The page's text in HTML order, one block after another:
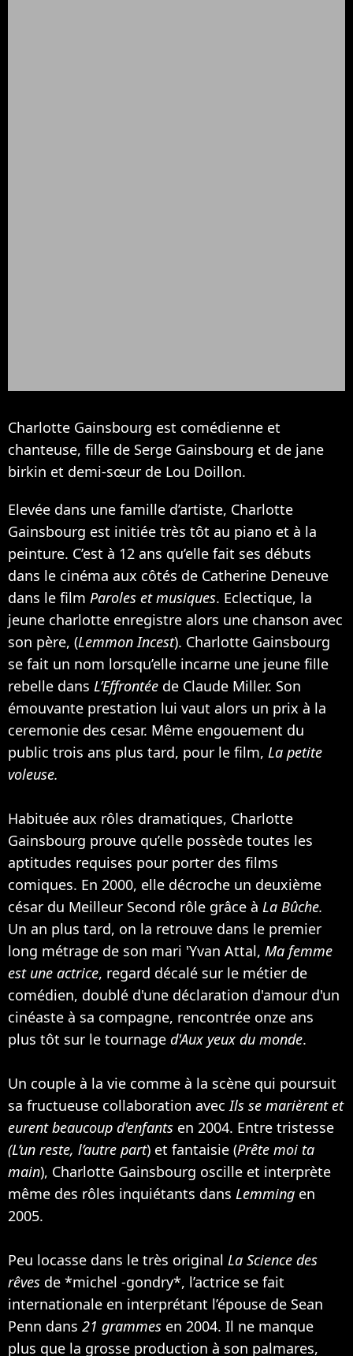
Charlotte Gainsbourg est comédienne et
chanteuse, fille de Serge Gainsbourg et de jane
birkin et demi-sœur de Lou Doillon.
Elevée dans une famille d’artiste, Charlotte
Gainsbourg est initiée très tôt au piano et à la
peinture. C’est à 12 ans qu’elle fait ses débuts
dans le cinéma aux côtés de Catherine Deneuve
dans le film Paroles et musiques. Eclectique, la
jeune charlotte enregistre alors une chanson avec
son père, (Lemmon Incest). Charlotte Gainsbourg
se fait un nom lorsqu’elle incarne une jeune fille
rebelle dans L’Effrontée de Claude Miller. Son
émouvante prestation lui vaut alors un prix à la
ceremonie des cesar. Même engouement du
public trois ans plus tard, pour le film, La petite
voleuse.
Habituée aux rôles dramatiques, Charlotte
Gainsbourg prouve qu’elle possède toutes les
aptitudes requises pour porter des films
comiques. En 2000, elle décroche un deuxième
césar du Meilleur Second rôle grâce à La Bûche.
Un an plus tard, on la retrouve dans le premier
long métrage de son mari 'Yvan Attal, Ma femme
est une actrice, regard décalé sur le métier de
comédien, doublé d'une déclaration d'amour d'un
cinéaste à sa compagne, rencontrée onze ans
plus tôt sur le tournage d'Aux yeux du monde.
Un couple à la vie comme à la scène qui poursuit
sa fructueuse collaboration avecIls se marièrent et
eurent beaucoup d'enfants en 2004. Entre tristesse
(L’un reste, l’autre part) et fantaisie (Prête moi ta
main), Charlotte Gainsbourg oscille et interprète
même des rôles inquiétants dans Lemming en
2005.
Peu locasse dans le très original La Science des
rêves de *michel -gondry*, l’actrice se fait
internationale en interprétant l’épouse de Sean
Penn dans 21 grammes en 2004. Il ne manque
plus que la grosse production à son palmares,